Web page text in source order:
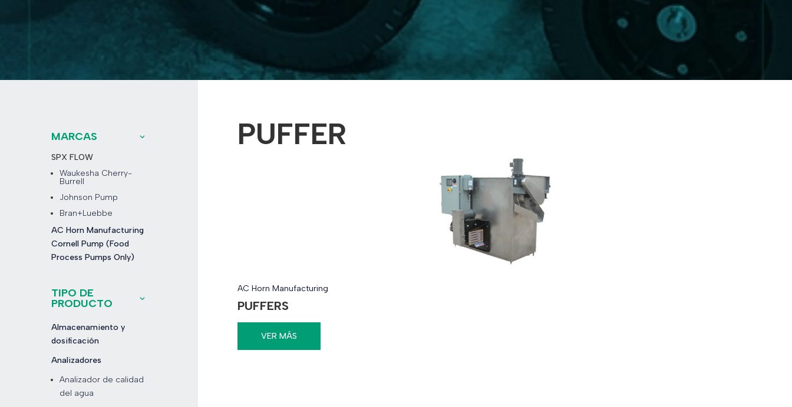
MARCAS
SPX FLOW
Waukesha Cherry-
Burrell
Johnson Pump
Bran+Luebbe
AC Horn Manufacturing
Cornell Pump (Food
Process Pumps Only)
TIPO DE
PRODUCTO
Almacenamiento y
dosificación
Analizadores
Analizador de calidad
del agua
PUFFER
AC Horn Manufacturing
PUFFERS
VER MÁS